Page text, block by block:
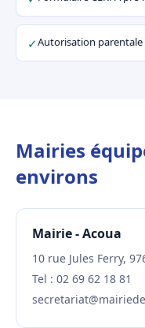
✓Autorisation
Mairies
environs
Mairie - Acoua
10 rue Jules Ferry,
Tel : 02 69 62 18 81